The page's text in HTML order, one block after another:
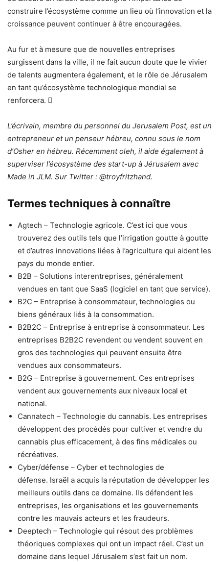
construire l’écosystème comme un lieu où l’innovation et la
croissance peuvent continuer à être encouragées.
Au fur et à mesure que de nouvelles entreprises
surgissent dans la ville, il ne fait aucun doute que le vivier
de talents augmentera également, et le rôle de Jérusalem
en tant qu’écosystème technologique mondial se
renforcera. 
L’écrivain, membre du personnel du Jerusalem Post, est un
entrepreneur et un penseur hébreu, connu sous le nom
d’Osher en hébreu. Récemment oleh, il aide également à
superviser l’écosystème des start-up à Jérusalem avec
Made in JLM. Sur Twitter : @troyfritzhand.
Termes techniques à connaître
Agtech – Technologie agricole. C’est ici que vous
trouverez des outils tels que l’irrigation goutte à goutte
et d’autres innovations liées à l’agriculture qui aident les
pays du monde entier.
B2B – Solutions interentreprises, généralement
vendues en tant que SaaS (logiciel en tant que service).
B2C – Entreprise à consommateur, technologies ou
biens généraux liés à la consommation.
B2B2C – Entreprise à entreprise à consommateur. Les
entreprises B2B2C revendent ou vendent souvent en
gros des technologies qui peuvent ensuite être
vendues aux consommateurs.
B2G – Entreprise à gouvernement. Ces entreprises
vendent aux gouvernements aux niveaux local et
national.
Cannatech – Technologie du cannabis. Les entreprises
développent des procédés pour cultiver et vendre du
cannabis plus efficacement, à des fins médicales ou
récréatives.
Cyber/défense – Cyber ​​et technologies de
défense. Israël a acquis la réputation de développer les
meilleurs outils dans ce domaine. Ils défendent les
entreprises, les organisations et les gouvernements
contre les mauvais acteurs et les fraudeurs.
Deeptech – Technologie qui résout des problèmes
théoriques complexes qui ont un impact réel. C’est un
domaine dans lequel Jérusalem s’est fait un nom.